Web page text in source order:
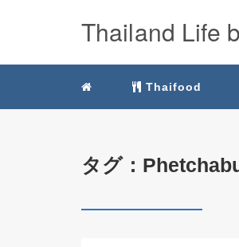
Thailand Life
Thaifood
タグ：